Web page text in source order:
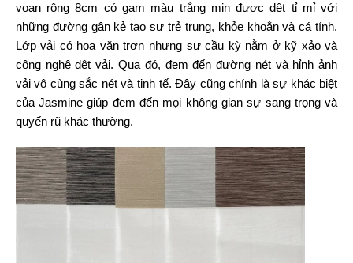
voan rộng 8cm có gam màu trắng mịn được dệt tỉ mỉ với
những đường gân kẻ tạo sự trẻ trung, khỏe khoắn và cá tính.
Lớp vải có hoa văn trơn nhưng sự cầu kỳ nằm ở kỹ xảo và
công nghệ dệt vải. Qua đó, đem đến đường nét và hỉnh ảnh
vải vô cùng sắc nét và tinh tế. Đây cũng chính là sự khác biệt
của Jasmine giúp đem đến mọi không gian sự sang trọng và
quyến rũ khác thường.